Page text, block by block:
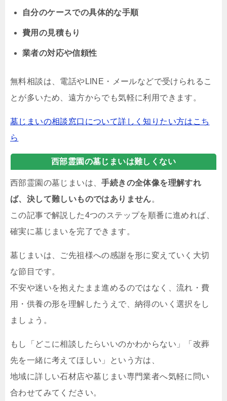
自分のケースでの具体的な手順
費用の見積もり
業者の対応や信頼性
無料相談は、電話やLINE・メールなどで受けられるこ
とが多いため、遠方からでも気軽に利用できます。
墓じまいの相談窓口について詳しく知りたい方はこち
ら
西部霊園の墓じまいは難しくない
西部霊園の墓じまいは、手続きの全体像を理解すれ
ば、決して難しいものではありません。
この記事で解説した4つのステップを順番に進めれば、
確実に墓じまいを完了できます。
墓じまいは、ご先祖様への感謝を形に変えていく大切
な節目です。
不安や迷いを抱えたまま進めるのではなく、流れ・費
用・供養の形を理解したうえで、納得のいく選択をし
ましょう。
もし「どこに相談したらいいのかわからない」「改葬
先を一緒に考えてほしい」という方は、
地域に詳しい石材店や墓じまい専門業者へ気軽に問い
合わせてみてください。